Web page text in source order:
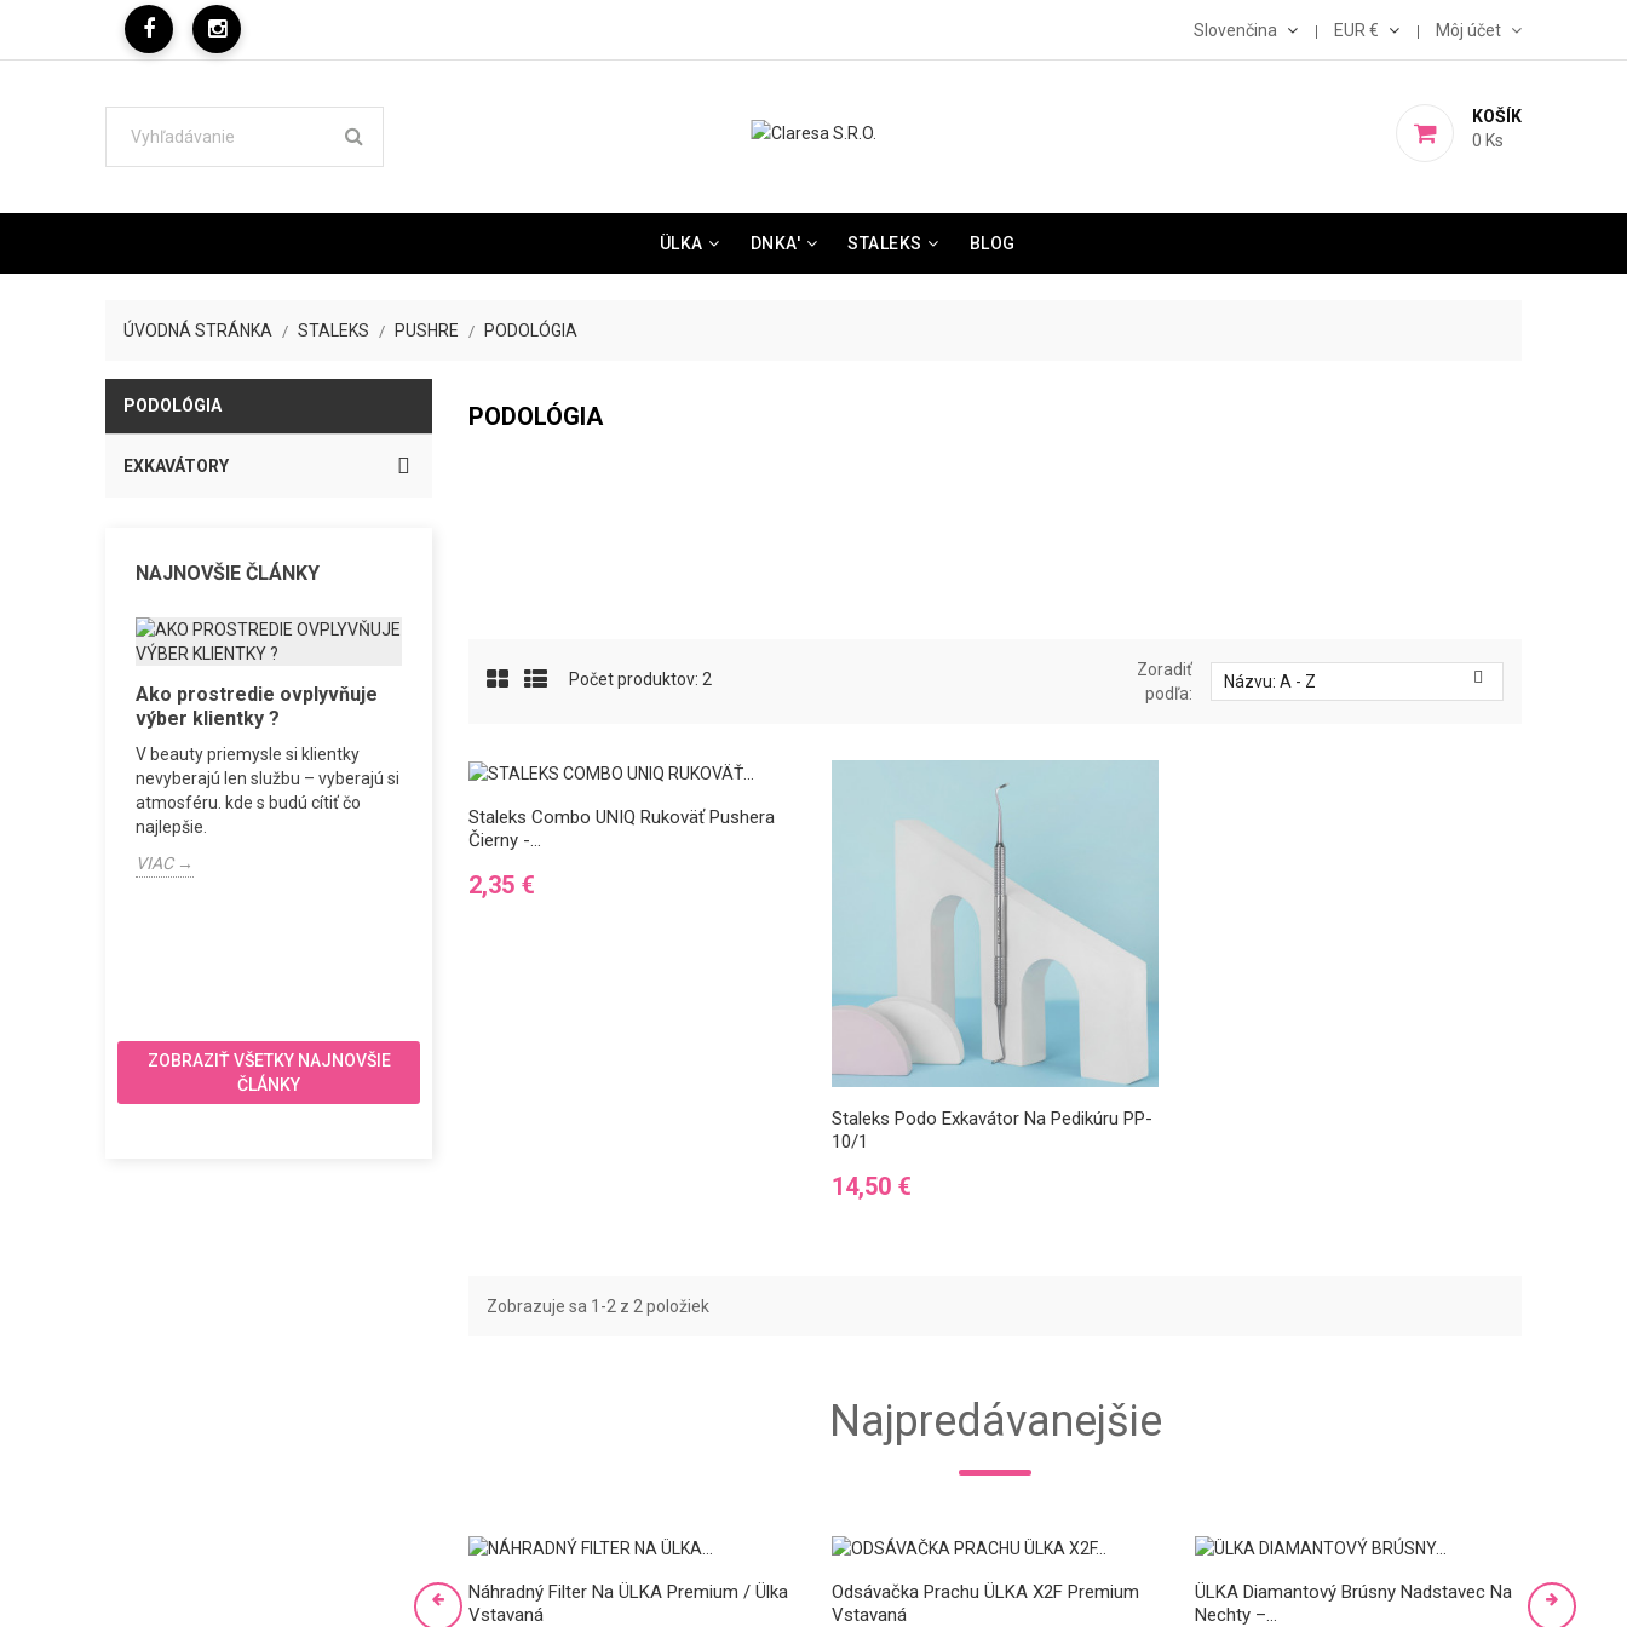
Slovenčina EUR € Môj účet
KOŠÍK
0 Ks
ÜLKA DNKA' STALEKS BLOG
ÚVODNÁ STRÁNKA STALEKS PUSHRE PODOLÓGIA
PODOLÓGIA
EXKAVÁTORY 
NAJNOVŠIE ČLÁNKY
Ako prostredie ovplyvňuje
výber klientky ?
V beauty priemysle si klientky
nevyberajú len službu – vyberajú si
atmosféru. kde s budú cítiť čo
najlepšie.
VIAC →
Vybavenie pre sebavedomý
pracovného dňa. Postará sa o
klientku a výsledok....
novej generácie
prírastkom do rady odsávačiek
prachu tejto značky – model, ktorý
prachu z nechtov
VIAC →
Šetrenie na vybavení vás
ZOBRAZIŤ VŠETKY NAJNOVŠIE
ČLÁNKY
PODOLÓGIA
Počet produktov: 2
Zoradiť
podľa:
Názvu: A - Z 
Staleks Combo UNIQ Rukoväť Pushera
Čierny -...
Cena
2,35 €
Staleks Podo Exkavátor Na Pedikúru PP-
10/1
Cena
14,50 €
Zobrazuje sa 1-2 z 2 položiek
Najpredávanejšie
Náhradný Filter Na ÜLKA Premium / Ülka
Vstavaná
Odsávačka Prachu ÜLKA X2F Premium
Vstavaná
ÜLKA Diamantový Brúsny Nadstavec Na
Nechty –...
ÜLKA
Nechty